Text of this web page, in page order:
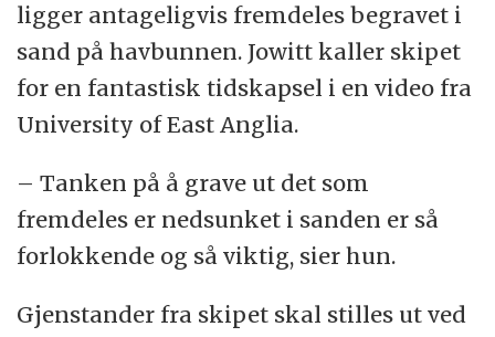
ligger antageligvis fremdeles begravet i
sand på havbunnen. Jowitt kaller skipet
for en fantastisk tidskapsel i en video fra
University of East Anglia.
– Tanken på å grave ut det som
fremdeles er nedsunket i sanden er så
forlokkende og så viktig, sier hun.
Gjenstander fra skipet skal stilles ut ved